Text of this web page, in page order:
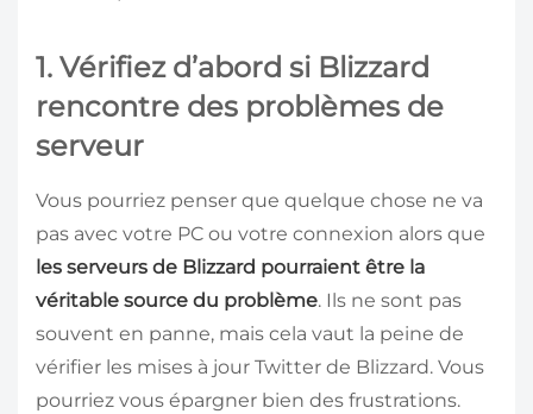
1. Vérifiez d’abord si Blizzard
rencontre des problèmes de
serveur
Vous pourriez penser que quelque chose ne va
pas avec votre PC ou votre connexion alors que
les serveurs de Blizzard pourraient être la
véritable source du problème. Ils ne sont pas
souvent en panne, mais cela vaut la peine de
vérifier les mises à jour Twitter de Blizzard. Vous
pourriez vous épargner bien des frustrations.